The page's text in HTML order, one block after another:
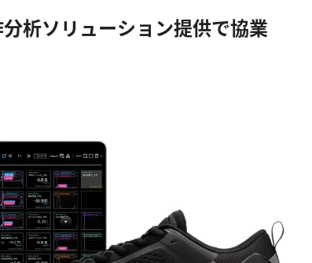
析ソリューション提供で協業